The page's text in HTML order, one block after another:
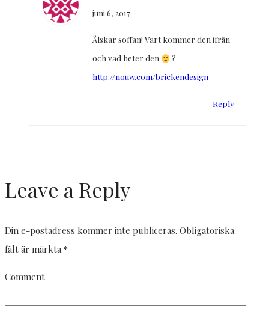
juni 6, 2017
Älskar soffan! Vart kommer den ifrån
och vad heter den
?
http://nouw.com/brickendesign
Reply
Leave a Reply
Din e-postadress kommer inte publiceras. Obligatoriska
fält är märkta *
Comment